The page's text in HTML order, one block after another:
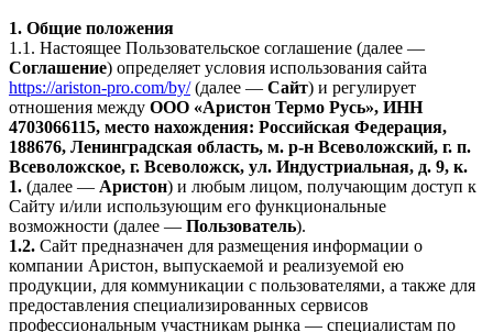
1. Общие положения
1.1. Настоящее Пользовательское соглашение (далее —
Соглашение) определяет условия использования сайта
https://ariston-pro.com/by/(далее — Сайт) и регулирует
отношения между ООО «Аристон Термо Русь», ИНН
4703066115, место нахождения: Российская Федерация,
188676, Ленинградская область, м. р-н Всеволожский, г. п.
Всеволожское, г. Всеволожск, ул. Индустриальная, д. 9, к.
1. (далее — Аристон) и любым лицом, получающим доступ к
Сайту и/или использующим его функциональные
возможности (далее — Пользователь).
1.2. Сайт предназначен для размещения информации о
компании Аристон, выпускаемой и реализуемой ею
продукции, для коммуникации с пользователями, а также для
предоставления специализированных сервисов
профессиональным участникам рынка — специалистам по